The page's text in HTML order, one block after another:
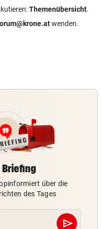
Themenübersicht.
wenden.
Briefing
über die
des Tages
send
Abschicken